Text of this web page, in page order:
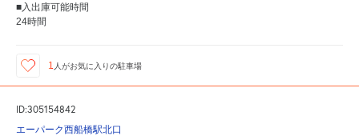
■入出庫可能時間
24時間
1 人がお気に入りの駐車場
ID:305154842
エーパーク西船橋駅北口